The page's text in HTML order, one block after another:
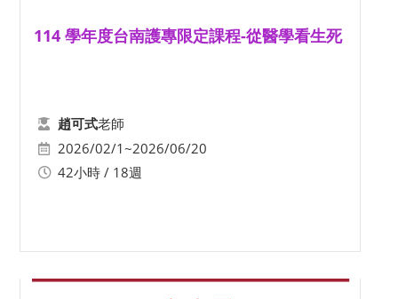
114 學年度台南護專限定課程-從醫學看生死
趙可式老師
2026/02/1~2026/06/20
42小時 / 18週